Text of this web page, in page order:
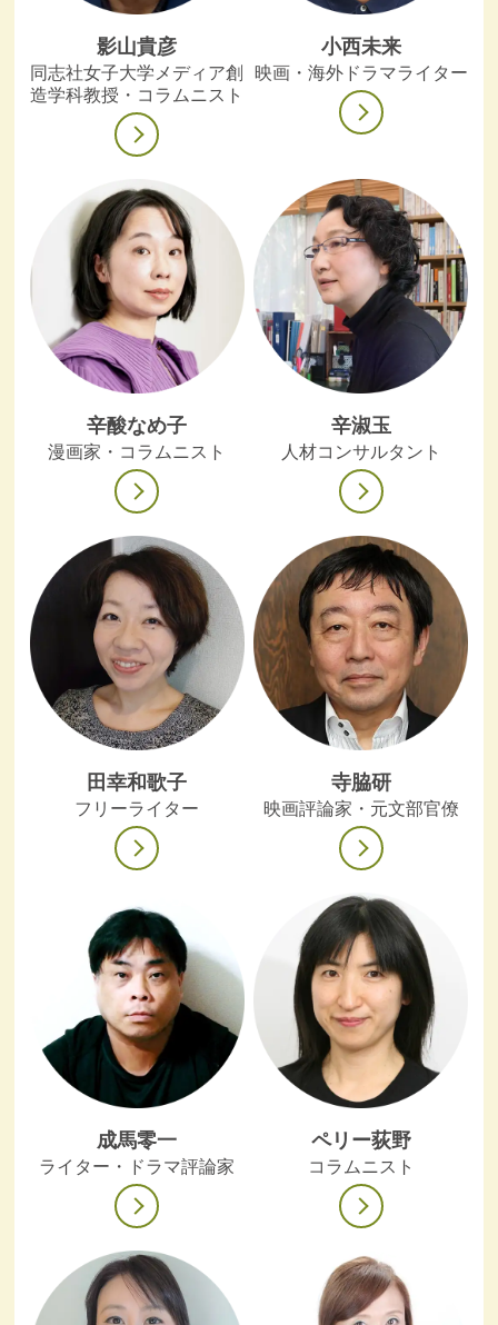
影山貴彦
同志社女子大学メディア創
造学科教授・コラムニスト
小西未来
映画・海外ドラマライター
辛酸なめ子
漫画家・コラムニスト
辛淑玉
人材コンサルタント
田幸和歌子
フリーライター
寺脇研
映画評論家・元文部官僚
成馬零一
ライター・ドラマ評論家
ペリー荻野
コラムニスト